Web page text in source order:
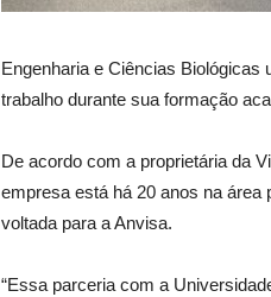
Engenharia e Ciências Biológicas
trabalho durante sua formação
De acordo com a proprietária da
empresa está há 20 anos na área
voltada para a Anvisa.
“Essa parceria com a